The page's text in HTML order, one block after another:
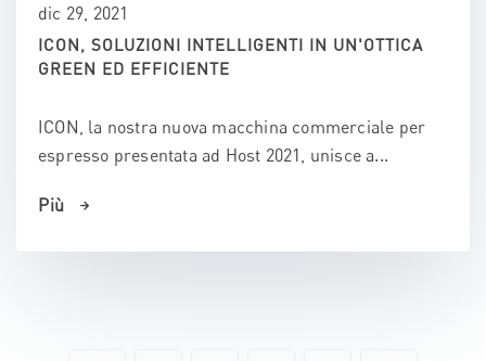
dic 29, 2021
ICON, SOLUZIONI INTELLIGENTI IN UN'OTTICA
GREEN ED EFFICIENTE
ICON, la nostra nuova macchina commerciale per
espresso presentata ad Host 2021, unisce a...
Più